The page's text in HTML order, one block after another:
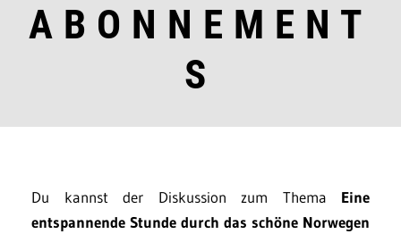
ABONNEMENT
S
Du kannst der Diskussion zum Thema Eine
entspannende Stunde durch das schöne Norwegen